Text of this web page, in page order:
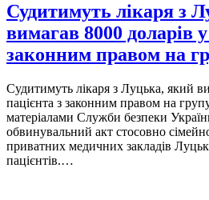
Судитимуть лікаря з
вимагав 8000 доларів
законним правом на
Судитимуть лікаря з Луцька, який
пацієнта з законним правом на групу
матеріалами Служби безпеки
обвинувальний акт стосовно
приватних медичних закладів
пацієнтів.…